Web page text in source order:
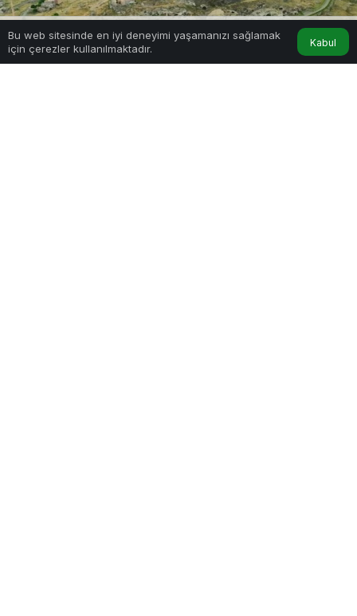
Bu web sitesinde en iyi deneyimi yaşamanızı sağlamak
için çerezler kullanılmaktadır.
Kabul
Anasayfa